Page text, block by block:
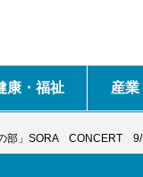
康・福祉 産業
部」SORA CONCERT 9/